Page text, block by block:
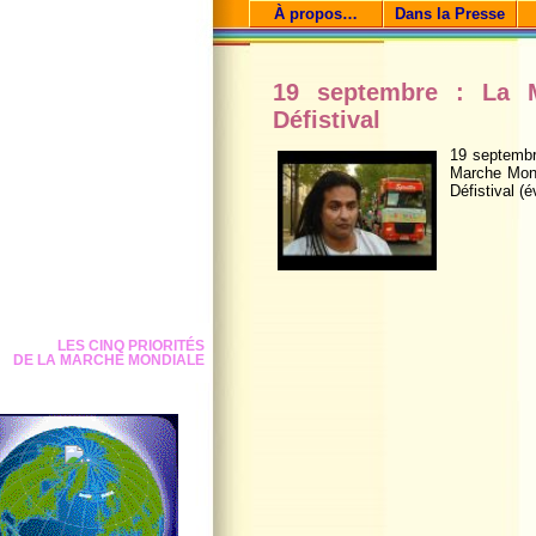
À propos… Dans la Presse
LES CINQ PRIORITÉS
DE LA MARCHE MONDIALE
19 septembre : La
Défistival
19
Marche
Défistival